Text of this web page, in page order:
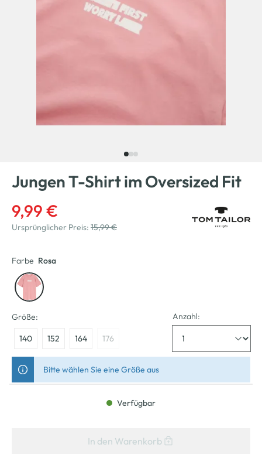
Jungen T-Shirt im Oversized Fit
9,99 €
Ursprünglicher Preis: 15,99 €
Farbe Rosa
Größe:
140 152 164 176
Anzahl:
Bitte wählen Sie eine Größe aus
Verfügbar
In den Warenkorb